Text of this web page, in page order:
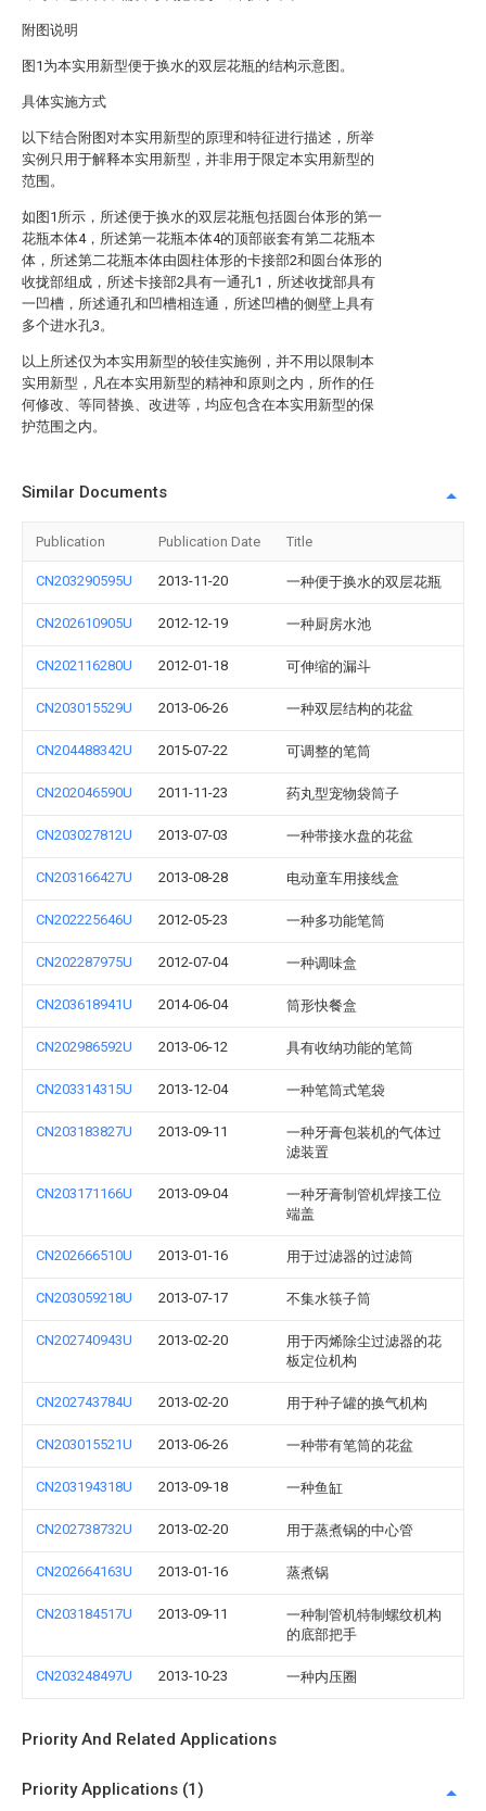
附图说明
图1为本实用新型便于换水的双层花瓶的结构示意图。
具体实施方式
以下结合附图对本实用新型的原理和特征进行描述，所举
实例只用于解释本实用新型，并非用于限定本实用新型的
范围。
如图1所示，所述便于换水的双层花瓶包括圆台体形的第一
花瓶本体4，所述第一花瓶本体4的顶部嵌套有第二花瓶本
体，所述第二花瓶本体由圆柱体形的卡接部2和圆台体形的
收拢部组成，所述卡接部2具有一通孔1，所述收拢部具有
一凹槽，所述通孔和凹槽相连通，所述凹槽的侧壁上具有
多个进水孔3。
以上所述仅为本实用新型的较佳实施例，并不用以限制本
实用新型，凡在本实用新型的精神和原则之内，所作的任
何修改、等同替换、改进等，均应包含在本实用新型的保
护范围之内。
Similar Documents
Publication Publication Date Title
CN203290595U 2013-11-20 一种便于换水的双层花瓶
CN202610905U 2012-12-19 一种厨房水池
CN202116280U 2012-01-18 可伸缩的漏斗
CN203015529U 2013-06-26 一种双层结构的花盆
CN204488342U 2015-07-22 可调整的笔筒
CN202046590U 2011-11-23 药丸型宠物袋筒子
CN203027812U 2013-07-03 一种带接水盘的花盆
CN203166427U 2013-08-28 电动童车用接线盒
CN202225646U 2012-05-23 一种多功能笔筒
CN202287975U 2012-07-04 一种调味盒
CN203618941U 2014-06-04 筒形快餐盒
CN202986592U 2013-06-12 具有收纳功能的笔筒
CN203314315U 2013-12-04 一种笔筒式笔袋
CN203183827U 2013-09-11
一种牙膏包装机的气体过
滤装置
CN203171166U 2013-09-04
一种牙膏制管机焊接工位
端盖
CN202666510U 2013-01-16 用于过滤器的过滤筒
CN203059218U 2013-07-17 不集水筷子筒
CN202740943U 2013-02-20
用于丙烯除尘过滤器的花
板定位机构
CN202743784U 2013-02-20 用于种子罐的换气机构
CN203015521U 2013-06-26 一种带有笔筒的花盆
CN203194318U 2013-09-18 一种鱼缸
CN202738732U 2013-02-20 用于蒸煮锅的中心管
CN202664163U 2013-01-16 蒸煮锅
CN203184517U 2013-09-11
一种制管机特制螺纹机构
的底部把手
CN203248497U 2013-10-23 一种内压圈
Priority And Related Applications
Priority Applications (1)